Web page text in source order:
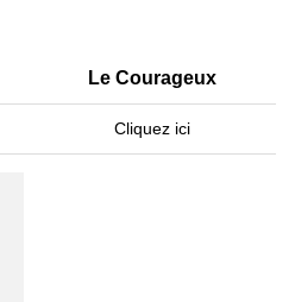
Le Courageux
Cliquez ici